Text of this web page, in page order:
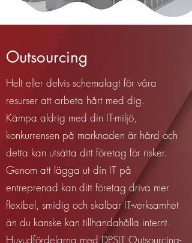
Outsourcing
Helt eller delvis schemalagt för våra
resurser att arbeta hårt med dig.
Kämpa aldrig med din IT-miljö,
konkurrensen på marknaden är hård och
detta kan utsätta ditt företag för risker.
Genom att lägga ut din IT på
entreprenad kan ditt företag driva mer
flexibel, smidig och skalbar IT-verksamhet
än du kanske kan tillhandahålla internt.
Huvudfördelarna med DPSIT Outsourcing-